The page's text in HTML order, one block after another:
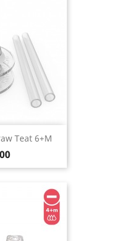
Teat 6+m